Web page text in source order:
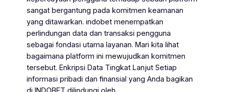
sangat bergantung pada komitmen keamanan
yang ditawarkan. indobet menempatkan
perlindungan data dan transaksi pengguna
sebagai fondasi utama layanan. Mari kita lihat
bagaimana platform ini mewujudkan komitmen
tersebut. Enkripsi Data Tingkat Lanjut Setiap
informasi pribadi dan finansial yang Anda bagikan